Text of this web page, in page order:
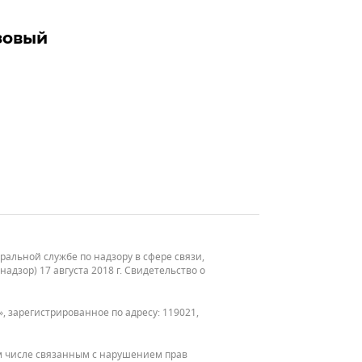
службе по надзору в сфере связи,
17 августа 2018 г. Свидетельство о
зарегистрированное по адресу: 119021,
связанным с нарушением прав